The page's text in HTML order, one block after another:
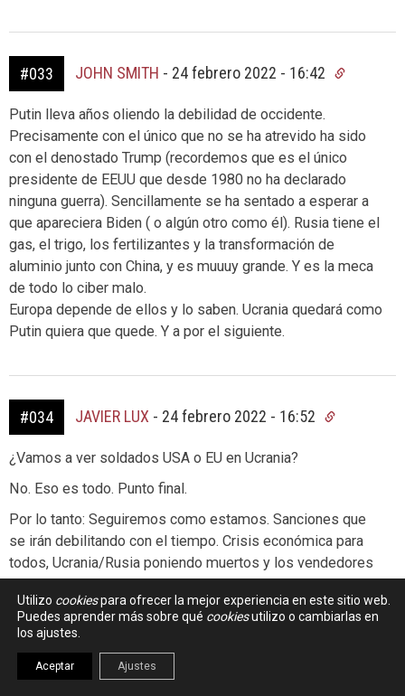
#033 JOHN SMITH - 24 febrero 2022 - 16:42
Putin lleva años oliendo la debilidad de occidente.
Precisamente con el único que no se ha atrevido ha sido
con el denostado Trump (recordemos que es el único
presidente de EEUU que desde 1980 no ha declarado
ninguna guerra). Sencillamente se ha sentado a esperar a
que apareciera Biden ( o algún otro como él). Rusia tiene el
gas, el trigo, los fertilizantes y la transformación de
aluminio junto con China, y es muuuy grande. Y es la meca
de todo lo ciber malo.
Europa depende de ellos y lo saben. Ucrania quedará como
Putin quiera que quede. Y a por el siguiente.
#034 JAVIER LUX - 24 febrero 2022 - 16:52
¿Vamos a ver soldados USA o EU en Ucrania?
No. Eso es todo. Punto final.
Por lo tanto: Seguiremos como estamos. Sanciones que
se irán debilitando con el tiempo. Crisis económica para
todos, Ucrania/Rusia poniendo muertos y los vendedores
de armas ganando dinero a espuertas.
MATT 24 febrero 2022 - 17:21
Utilizo cookiespara ofrecer la mejor experiencia en este sitio web.
Puedes aprender más sobre qué cookiesutilizo o cambiarlas en
los ajustes.
Aceptar Ajustes